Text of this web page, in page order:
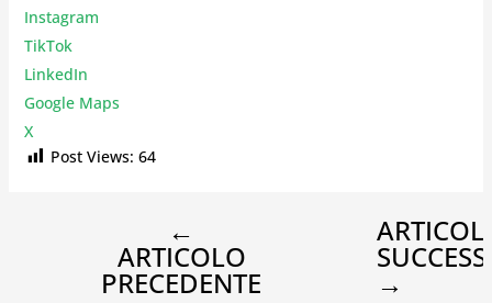
Instagram
TikTok
LinkedIn
Google Maps
X
Post Views: 64
←
ARTICOLO
PRECEDENTE →